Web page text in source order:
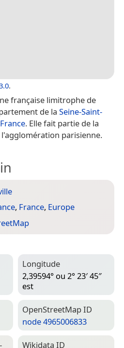
.
française limitrophe de
de la Seine-Saint-
. Elle fait partie de la
parisienne.
, France, Europe
Longitude
2,39594° ou 2° 23′ 45″
est
Open­Street­Map ID
node 4965006833
Wiki­data ID